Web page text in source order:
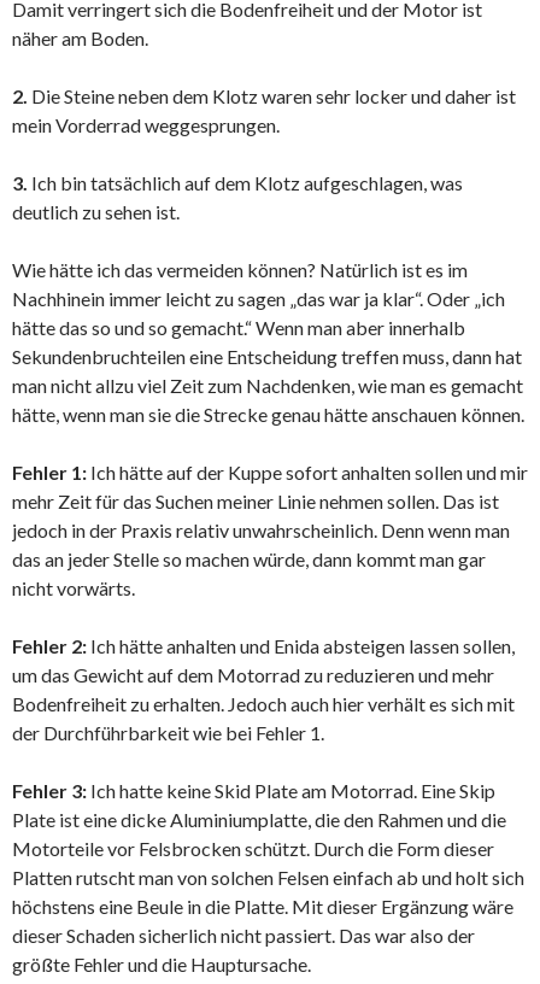
Damit verringert sich die Bodenfreiheit und der Motor ist
näher am Boden.
2. Die Steine neben dem Klotz waren sehr locker und daher ist
mein Vorderrad weggesprungen.
3. Ich bin tatsächlich auf dem Klotz aufgeschlagen, was
deutlich zu sehen ist.
Wie hätte ich das vermeiden können? Natürlich ist es im
Nachhinein immer leicht zu sagen „das war ja klar“. Oder „ich
hätte das so und so gemacht.“ Wenn man aber innerhalb
Sekundenbruchteilen eine Entscheidung treffen muss, dann hat
man nicht allzu viel Zeit zum Nachdenken, wie man es gemacht
hätte, wenn man sie die Strecke genau hätte anschauen können.
Fehler 1: Ich hätte auf der Kuppe sofort anhalten sollen und mir
mehr Zeit für das Suchen meiner Linie nehmen sollen. Das ist
jedoch in der Praxis relativ unwahrscheinlich. Denn wenn man
das an jeder Stelle so machen würde, dann kommt man gar
nicht vorwärts.
Fehler 2: Ich hätte anhalten und Enida absteigen lassen sollen,
um das Gewicht auf dem Motorrad zu reduzieren und mehr
Bodenfreiheit zu erhalten. Jedoch auch hier verhält es sich mit
der Durchführbarkeit wie bei Fehler 1.
Fehler 3: Ich hatte keine Skid Plate am Motorrad. Eine Skip
Plate ist eine dicke Aluminiumplatte, die den Rahmen und die
Motorteile vor Felsbrocken schützt. Durch die Form dieser
Platten rutscht man von solchen Felsen einfach ab und holt sich
höchstens eine Beule in die Platte. Mit dieser Ergänzung wäre
dieser Schaden sicherlich nicht passiert. Das war also der
größte Fehler und die Hauptursache.